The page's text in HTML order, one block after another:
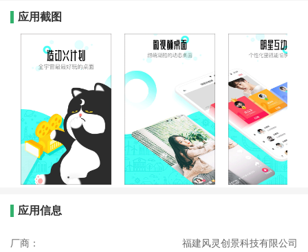
应用截图
应用信息
厂商： 福建风灵创景科技有限公司